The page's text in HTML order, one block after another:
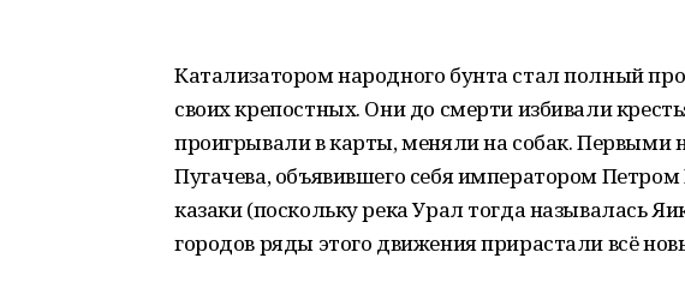
Катализатором народного бунта стал полный
своих крепостных. Они до смерти избивали
проигрывали в карты, меняли на собак. Первыми
Пугачева, объявившего себя императором
казаки (поскольку река Урал тогда называлась
городов ряды этого движения прирастали всё